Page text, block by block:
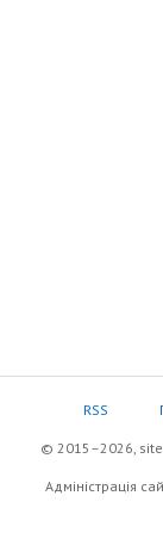
RSS
© 2015–2026,
Адміністрація